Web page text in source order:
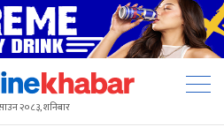
२०८३, शनिबार